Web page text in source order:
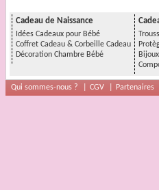
Cadeau de Naissance
Idées Cadeaux pour Bébé
Coffret Cadeau & Corbeille Cadeau
Décoration Chambre Bébé
Qui sommes-nous ? CGV Partenaires